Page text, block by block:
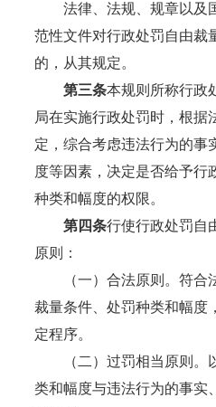
法律、法规、规章以及
范性文件对行政处罚自由裁
的，从其规定。
第三条本规则所称行政
局在实施行政处罚时，根据
定，综合考虑违法行为的事
度等因素，决定是否给予行
种类和幅度的权限。
第四条行使行政处罚自
原则：
（一）合法原则。符合
裁量条件、处罚种类和幅度
定程序。
（二）过罚相当原则。
类和幅度与违法行为的事实